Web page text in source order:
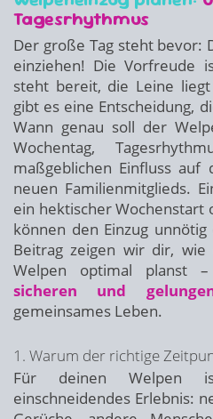
Tagesrhythmus
Der große Tag steht bevor:
einziehen! Die Vorfreude
steht bereit, die Leine
gibt es eine Entscheidung,
Wann genau soll der
Wochentag,
maßgeblichen Einfluss auf
neuen Familienmitglieds.
ein hektischer Wochenstart
können den Einzug
Beitrag zeigen wir dir,
Welpen optimal planst
sicheren und
gemeinsames Leben.
1. Warum der richtige
Für deinen Welpen
einschneidendes Erlebnis: